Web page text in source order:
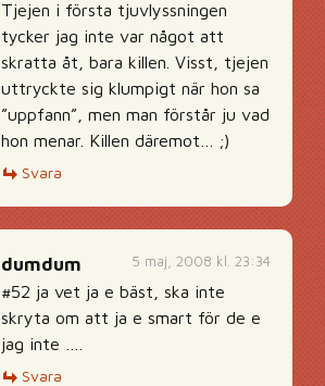
Tjejen i första tjuvlyssningen
tycker jag inte var något att
skratta åt, bara killen. Visst, tjejen
uttryckte sig klumpigt när hon sa
”uppfann”, men man förstår ju vad
hon menar. Killen däremot… ;)
Svara
5 maj, 2008 kl. 23:34
dumdum
#52 ja vet ja e bäst, ska inte
skryta om att ja e smart för de e
jag inte ….
Svara